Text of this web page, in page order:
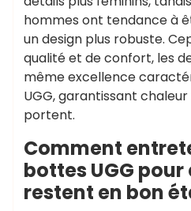
hommes ont tendance à
un design plus robuste.
qualité et de confort, les
même excellence
UGG, garantissant
portent.
Comment
bottes UGG pour
restent en bon